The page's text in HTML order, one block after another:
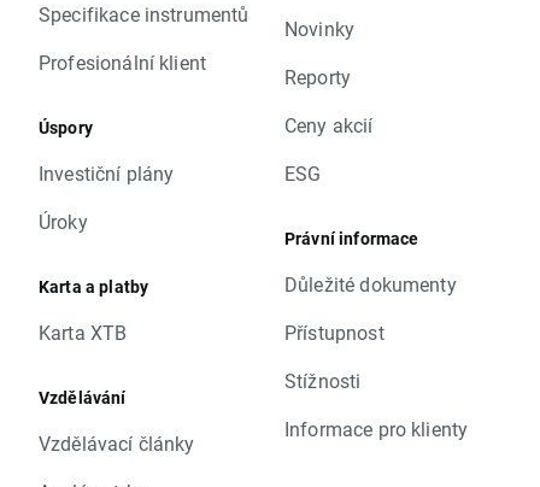
Specifikace instrumentů
Profesionální klient
Úspory
Investiční plány
Úroky
Karta a platby
Karta XTB
Vzdělávání
Vzdělávací články
Novinky
Reporty
Ceny akcií
ESG
Právní informace
Důležité dokumenty
Přístupnost
Stížnosti
Informace pro klienty